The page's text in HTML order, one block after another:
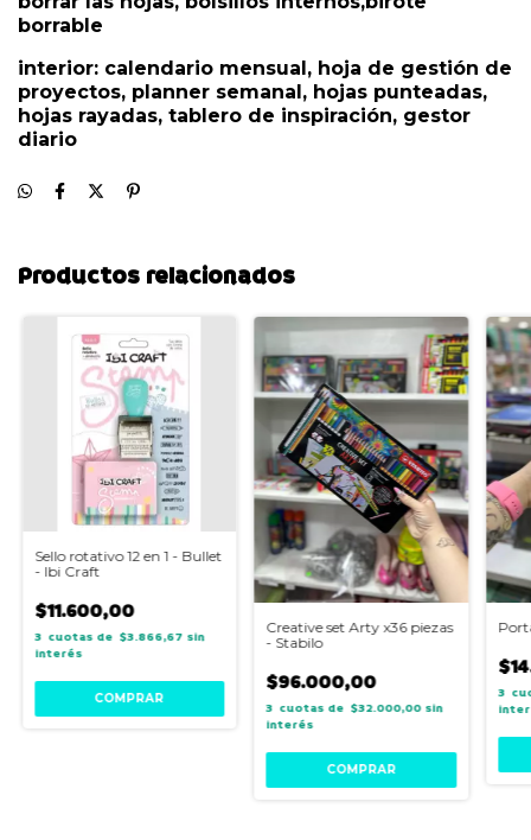
borrable
interior: calendario mensual, hoja de gestión de
proyectos, planner semanal, hojas punteadas,
hojas rayadas, tablero de inspiración, gestor
diario
Productos relacionados
Sello rotativo 12 en 1 - Bullet
- Ibi Craft
$11.600,00
3 $3.866,67 sin
interés
Creative set Arty x36 piezas
- Stabilo
$96.000,00
3 $32.000,00 sin
interés
3